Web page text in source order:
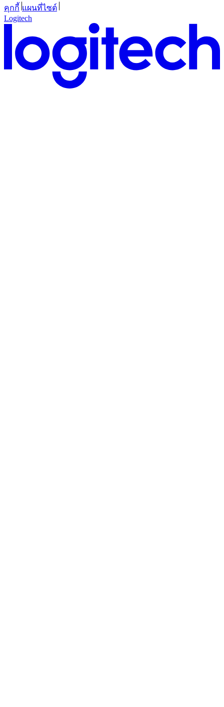
คุกกี้ แผนที่ไซต์
Logitech